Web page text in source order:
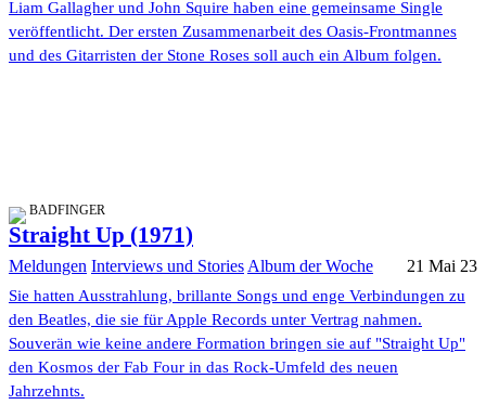
Liam Gallagher und John Squire haben eine gemeinsame Single
veröffentlicht. Der ersten Zusammenarbeit des Oasis-Frontmannes
und des Gitarristen der Stone Roses soll auch ein Album folgen.
BADFINGER
Straight Up (1971)
Meldungen Interviews und StoriesAlbum der Woche 21 Mai 23
Sie hatten Ausstrahlung, brillante Songs und enge Verbindungen zu
den Beatles, die sie für Apple Records unter Vertrag nahmen.
Souverän wie keine andere Formation bringen sie auf "Straight Up"
den Kosmos der Fab Four in das Rock-Umfeld des neuen
Jahrzehnts.